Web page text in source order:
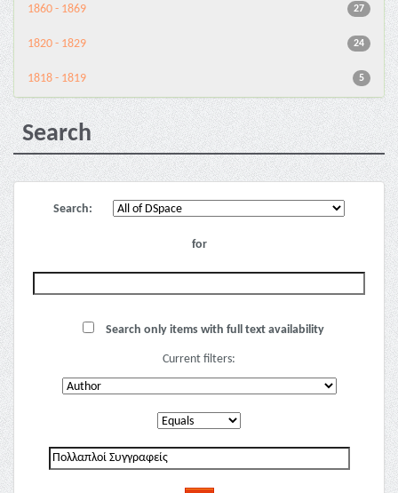
27
1860 - 1869
24
1820 - 1829
5
1818 - 1819
Search
Search:
for
Search only items with full text availability
Current filters: